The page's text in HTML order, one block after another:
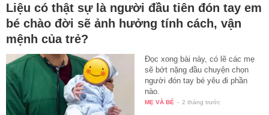
Liệu có thật sự là người đầu tiên đón tay em
bé chào đời sẽ ảnh hưởng tính cách, vận
mệnh của trẻ?
Đọc xong bài này, có lẽ các mẹ
sẽ bớt nặng đầu chuyện chọn
người đón tay bé yêu đi phần
nào.
MẸ VÀ BÉ - 2 tháng trước